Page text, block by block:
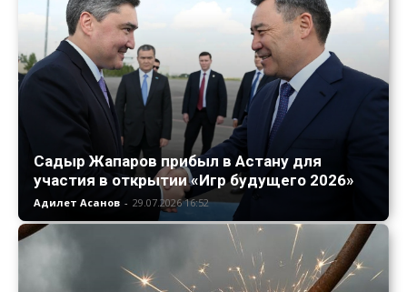
Садыр Жапаров прибыл в Астану для
участия в открытии «Игр будущего 2026»
Адилет Асанов - 29.07.2026 16:52